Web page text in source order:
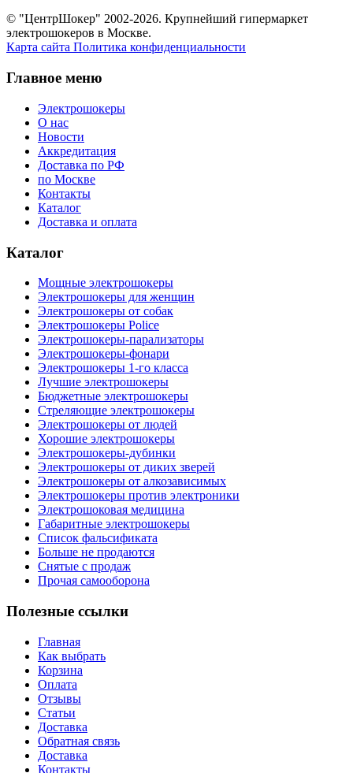
© "ЦентрШокер" 2002-2026. Крупнейший гипермаркет
электрошокеров в Москве.
Карта сайта Политика конфиденциальности
Главное меню
Электрошокеры
О нас
Новости
Аккредитация
Доставка по РФ
по Москве
Контакты
Каталог
Доставка и оплата
Каталог
Мощные электрошокеры
Электрошокеры для женщин
Электрошокеры от собак
Электрошокеры Police
Электрошокеры-парализаторы
Электрошокеры-фонари
Электрошокеры 1-го класса
Лучшие электрошокеры
Бюджетные электрошокеры
Стреляющие электрошокеры
Электрошокеры от людей
Хорошие электрошокеры
Электрошокеры-дубинки
Электрошокеры от диких зверей
Электрошокеры от алкозависимых
Электрошокеры против электроники
Электрошоковая медицина
Габаритные электрошокеры
Список фальсификата
Больше не продаются
Снятые с продаж
Прочая самооборона
Полезные ссылки
Главная
Как выбрать
Корзина
Оплата
Отзывы
Статьи
Доставка
Обратная связь
Доставка
Контакты